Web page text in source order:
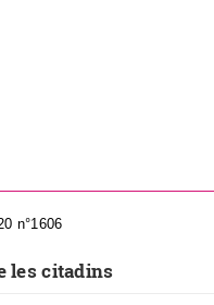
n°1606
les citadins